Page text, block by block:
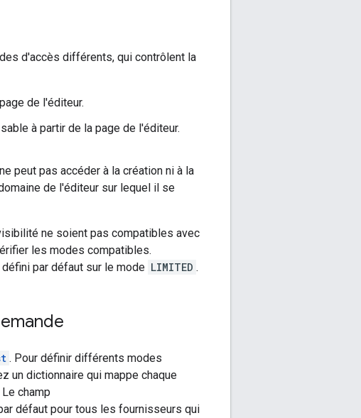
d'accès différents, qui contrôlent la
de l'éditeur.
à partir de la page de l'éditeur.
peut pas accéder à la création ni à la
de l'éditeur sur lequel il se
ne soient pas compatibles avec
les modes compatibles.
par défaut sur le mode LIMITED .
. Pour définir différents modes
un dictionnaire qui mappe chaque
champ
défaut pour tous les fournisseurs qui